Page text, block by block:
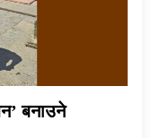
बनाउने